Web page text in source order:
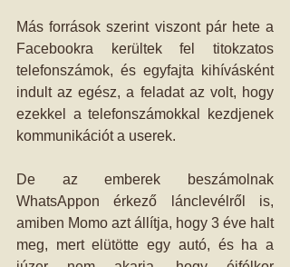
Más források szerint viszont pár hete a
Facebookra kerültek fel titokzatos
telefonszámok, és egyfajta kihívásként
indult az egész, a feladat az volt, hogy
ezekkel a telefonszámokkal kezdjenek
kommunikációt a userek.
De az emberek beszámolnak
WhatsAppon érkező lánclevélről is,
amiben Momo azt állítja, hogy 3 éve halt
meg, mert elütötte egy autó, és ha a